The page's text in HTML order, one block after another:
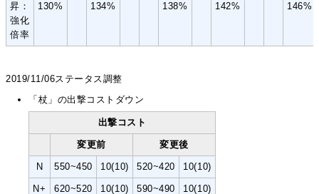
昇：
強化
倍率
130% 134% 138% 142% 146%
2019/11/06ステータス調整
「杖」の出撃コストダウン
出撃コスト
変更前 変更後
N 550~450 10(10) 520~420 10(10)
N+ 620~520 10(10) 590~490 10(10)